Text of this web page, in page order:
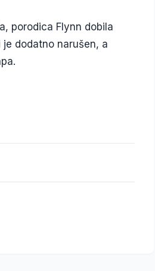
porodica Flynn dobila
dodatno narušen, a